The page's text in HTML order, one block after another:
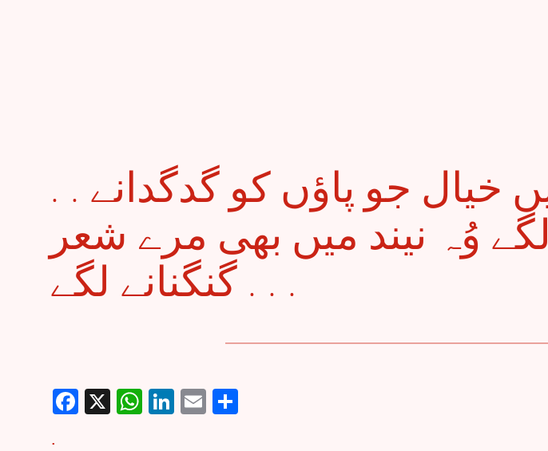
. . حسیں خیال جو پاؤں کو گدگدانے
لگے وُہ نیند میں بھی مرے شعر
گنگنانے لگے . . .
Facebook
X WhatsApp
LinkedIn
EmailShare
.